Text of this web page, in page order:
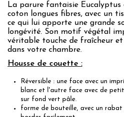
La parure fantaisie Eucalyptus
coton longues fibres, avec un
ce qui lui apporte une grande
longévité. Son motif végétal
véritable touche de fraîcheur
dans votre chambre.
Housse de couette :
Réversible : une face avec un
blanc et l'autre face avec de
sur fond vert pâle.
forme de bouteille, avec un